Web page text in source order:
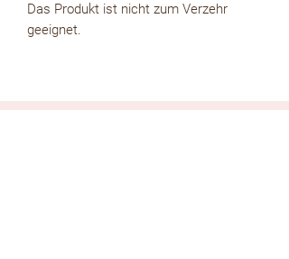
Das Produkt ist nicht zum Verzehr
geeignet.